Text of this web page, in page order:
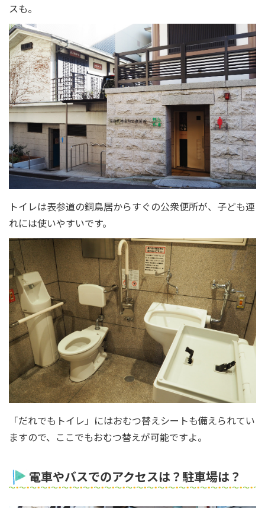
スも。
トイレは表参道の銅鳥居からすぐの公衆便所が、子ども連
れには使いやすいです。
「だれでもトイレ」にはおむつ替えシートも備えられてい
ますので、ここでもおむつ替えが可能ですよ。
電車やバスでのアクセスは？駐車場は？